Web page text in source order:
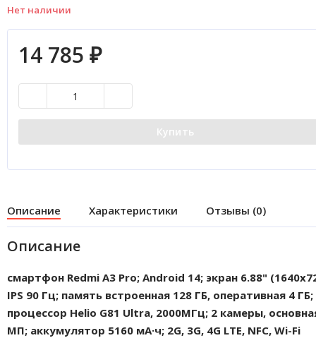
Нет наличии
14 785 ₽
Купить
Описание Характеристики Отзывы (0)
Описание
смартфон Redmi A3 Pro; Android 14; экран 6.88"
IPS 90 Гц; память встроенная 128 ГБ, оперативная 4 ГБ;
процессор Helio G81 Ultra, 2000МГц; 2 камеры,
МП; аккумулятор 5160 мА·ч; 2G, 3G, 4G LTE, NFC, Wi-Fi